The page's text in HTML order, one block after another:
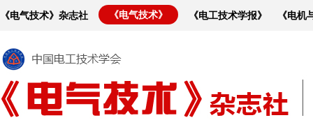
《电气技术》杂志社 《电气技术》 《电工技术学报》 《电